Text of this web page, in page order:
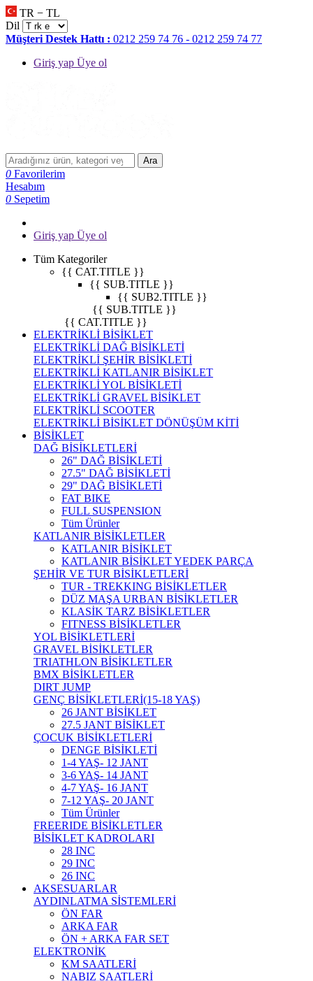
TR − TL
Dil
Müşteri Destek Hattı : 0212 259 74 76 - 0212 259 74 77
Giriş yap Üye ol
Ara
0 Favorilerim
Hesabım
0 Sepetim
Giriş yap Üye ol
Tüm Kategoriler
{{ CAT.TITLE }}
{{ SUB.TITLE }}
{{ SUB2.TITLE }}
{{ SUB.TITLE }}
{{ CAT.TITLE }}
ELEKTRİKLİ BİSİKLET
ELEKTRİKLİ DAĞ BİSİKLETİ
ELEKTRİKLİ ŞEHİR BİSİKLETİ
ELEKTRİKLİ KATLANIR BİSİKLET
ELEKTRİKLİ YOL BİSİKLETİ
ELEKTRİKLİ GRAVEL BİSİKLET
ELEKTRİKLİ SCOOTER
ELEKTRİKLİ BİSİKLET DÖNÜŞÜM KİTİ
BİSİKLET
DAĞ BİSİKLETLERİ
26" DAĞ BİSİKLETİ
27.5" DAĞ BİSİKLETİ
29" DAĞ BİSİKLETİ
FAT BIKE
FULL SUSPENSION
Tüm Ürünler
KATLANIR BİSİKLETLER
KATLANIR BİSİKLET
KATLANIR BİSİKLET YEDEK PARÇA
ŞEHİR VE TUR BİSİKLETLERİ
TUR - TREKKING BİSİKLETLER
DÜZ MAŞA URBAN BİSİKLETLER
KLASİK TARZ BİSİKLETLER
FITNESS BİSİKLETLER
YOL BİSİKLETLERİ
GRAVEL BİSİKLETLER
TRIATHLON BİSİKLETLER
BMX BİSİKLETLER
DIRT JUMP
GENÇ BİSİKLETLERİ(15-18 YAŞ)
26 JANT BİSİKLET
27.5 JANT BİSİKLET
ÇOCUK BİSİKLETLERİ
DENGE BİSİKLETİ
1-4 YAŞ- 12 JANT
3-6 YAŞ- 14 JANT
4-7 YAŞ- 16 JANT
7-12 YAŞ- 20 JANT
Tüm Ürünler
FREERIDE BİSİKLETLER
BİSİKLET KADROLARI
28 INC
29 INC
26 INC
AKSESUARLAR
AYDINLATMA SİSTEMLERİ
ÖN FAR
ARKA FAR
ÖN + ARKA FAR SET
ELEKTRONİK
KM SAATLERİ
NABIZ SAATLERİ